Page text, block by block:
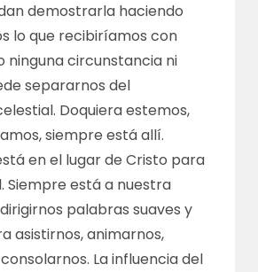
demostrarla haciendo
lo que recibiríamos con
ninguna circunstancia ni
separarnos del
Doquiera estemos,
siempre está allí.
en el lugar de Cristo para
Siempre está a nuestra
palabras suaves y
asistirnos, animarnos,
La influencia del